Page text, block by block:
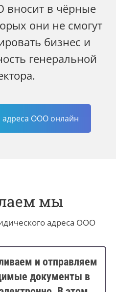
вносит в чёрные
они не смогут
бизнес и
генеральной
ООО онлайн
мы
адреса ООО
и отправляем
документы в